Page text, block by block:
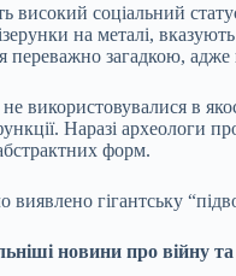
високий соціальний
на металі,
переважно загадкою,
не використовувалися в
Наразі археологи
форм.
гігантську
новини про війну